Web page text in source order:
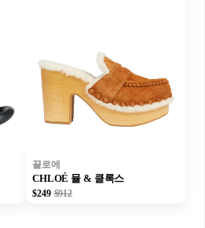
끌로에
CHLOÉ 뮬 & 클록스
$249 $912